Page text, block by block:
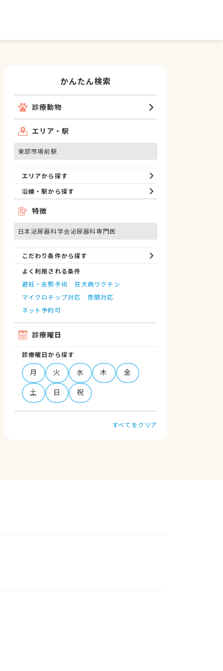
かんたん検索
診療動物
エリア・駅
東部市場前駅
エリアから探す
沿線・駅から探す
特徴
日本泌尿器科学会泌尿器科専門医
こだわり条件から探す
よく利用される条件
避妊・去勢手術
狂犬病ワクチン
マイクロチップ対応
夜間対応
ネット予約可
診療曜日
診療曜日から探す
月 火 水 木
金
土
日 祝
すべてをクリア